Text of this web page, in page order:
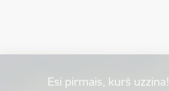
Esi pirmais, kurš uzzina!